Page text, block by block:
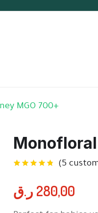
MGO 700+
(5
280,00 ر.ق